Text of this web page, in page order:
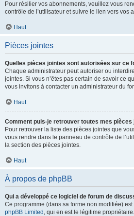
Pour résilier vos abonnements, veuillez vous
contrôle de l’utilisateur et suivre le lien vers vos
Haut
Pièces jointes
Quelles pièces jointes sont autorisées sur ce
Chaque administrateur peut autoriser ou
jointes. Si vous n’êtes pas certain de savoir ce
vous invitons à contacter un administrateur du
Haut
Comment puis-je retrouver toutes mes pièces
Pour retrouver la liste des pièces jointes que
vous rendre dans le panneau de contrôle de
la section des pièces jointes.
Haut
À propos de phpBB
Qui a développé ce logiciel de forum de
Ce programme (dans sa forme non modifiée)
phpBB Limited , qui en est le légitime